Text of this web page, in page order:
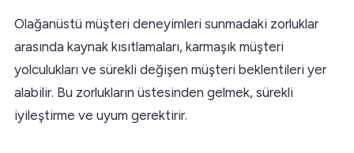
Olağanüstü müşteri deneyimleri sunmadaki zorluklar
arasında kaynak kısıtlamaları, karmaşık müşteri
yolculukları ve sürekli değişen müşteri beklentileri yer
alabilir. Bu zorlukların üstesinden gelmek, sürekli
iyileştirme ve uyum gerektirir.